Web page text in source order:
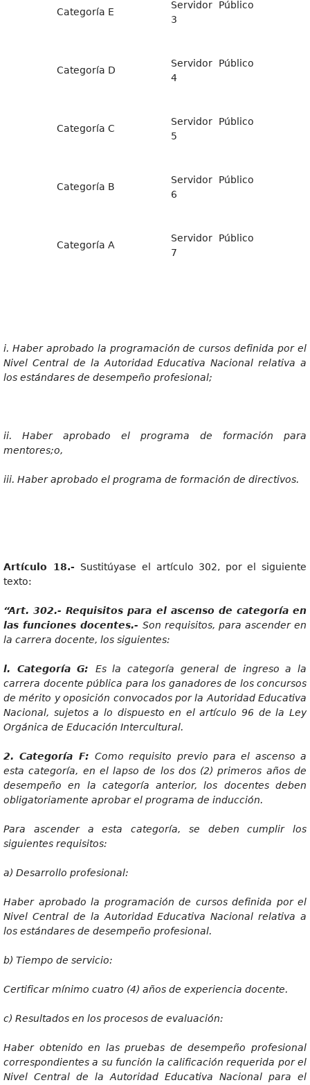
Categoría E
Servidor Público
3
Categoría D
Servidor Público
4
Categoría C
Servidor Público
5
Categoría B
Servidor Público
6
Categoría A
Servidor Público
7
i. Haber aprobado la programación de cursos definida por el
Nivel Central de la Autoridad Educativa Nacional relativa a
los estándares de desempeño profesional;
ii. Haber aprobado el programa de formación para
mentores;o,
iii. Haber aprobado el programa de formación de directivos.
Artícul o 18.- Sustitúyase el artículo 302, por el siguiente
texto:
“Art. 302.- Requisitos para el ascenso de categoría en
las funciones docentes.- Son requisitos, para ascender en
la carrera docente, los siguientes:
l. Categoría G: Es la categoría general de ingreso a la
carrera docente pública para los ganadores de los concursos
de mérito y oposición convocados por la Autoridad Educativa
Nacional, sujetos a lo dispuesto en el artículo 96 de la Ley
Orgánica de Educación Intercultural.
2. Categoría F: Como requisito previo para el ascenso a
esta categoría, en el lapso de los dos (2) primeros años de
desempeño en la categoría anterior, los docentes deben
obligatoriamente aprobar el programa de inducción.
Para ascender a esta categoría, se deben cumplir los
siguientes requisitos:
a) Desarrollo profesional:
Haber aprobado la programación de cursos definida por el
Nivel Central de la Autoridad Educativa Nacional relativa a
los estándares de desempeño profesional.
b) Tiempo de servicio:
Certificar mínimo cuatro (4) años de experiencia docente.
c) Resultados en los procesos de evaluación:
Haber obtenido en las pruebas de desempeño profesional
correspondientes a su función la calificación requerida por el
Nivel Central de la Autoridad Educativa Nacional para el